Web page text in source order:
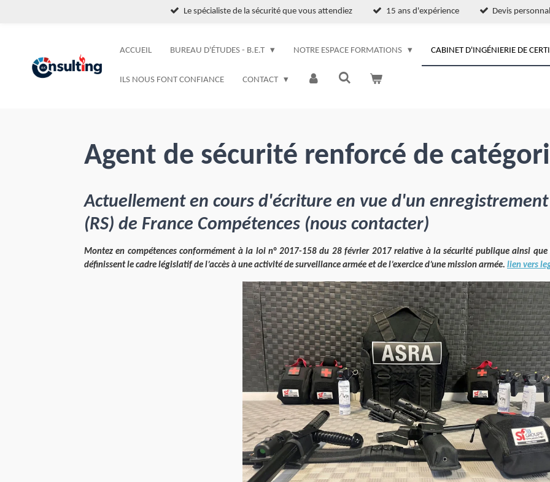
Le spécialiste de la sécurité que vous attendiez 15 ans d'expérience Devis
ACCUEIL BUREAU D'ÉTUDES - B.E.T NOTRE ESPACE FORMATIONS CABINET D'INGÉNIERIE DE
ILS NOUS FONT CONFIANCE CONTACT
Agent de sécurité renforcé de
Actuellement en cours d'écriture en vue d'un
(RS) de France Compétences (nous contacter)
Montez en compétences conformément à la loi n° 2017-158 du 28 février 2017 relative à la sécurité publique ainsi
définissent le cadre législatif de l’accès à une activité de surveillance armée et de l’exercice d’une mission armée. lien vers